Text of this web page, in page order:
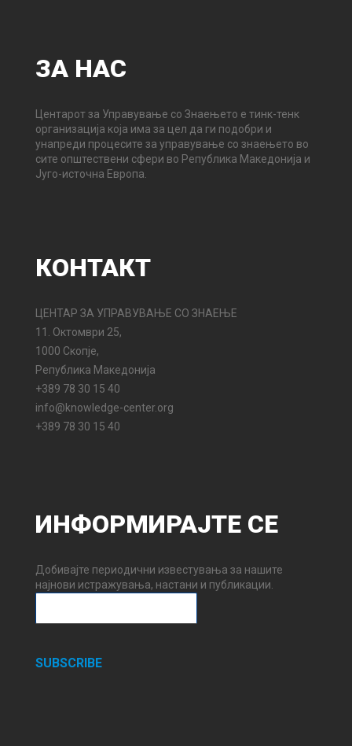
ЗА НАС
Центарот за Управување со Знаењето е тинк-тенк
организација која има за цел да ги подобри и
унапреди процесите за управување со знаењето во
сите општествени сфери во Република Македонија и
Југо-источна Европа.
КОНТАКТ
ЦЕНТАР ЗА УПРАВУВАЊЕ СО ЗНАЕЊЕ
11. Октомври 25,
1000 Скопје,
Република Македонија
+389 78 30 15 40
info@knowledge-center.org
+389 78 30 15 40
ИНФОРМИРАЈТЕ СЕ
Добивајте периодични известувања за нашите
најнови истражувања, настани и публикации.
SUBSCRIBE